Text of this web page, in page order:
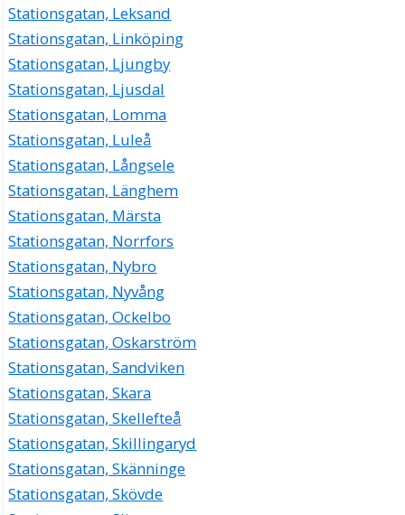
Stationsgatan, Leksand
Stationsgatan, Linköping
Stationsgatan, Ljungby
Stationsgatan, Ljusdal
Stationsgatan, Lomma
Stationsgatan, Luleå
Stationsgatan, Långsele
Stationsgatan, Länghem
Stationsgatan, Märsta
Stationsgatan, Norrfors
Stationsgatan, Nybro
Stationsgatan, Nyvång
Stationsgatan, Ockelbo
Stationsgatan, Oskarström
Stationsgatan, Sandviken
Stationsgatan, Skara
Stationsgatan, Skellefteå
Stationsgatan, Skillingaryd
Stationsgatan, Skänninge
Stationsgatan, Skövde